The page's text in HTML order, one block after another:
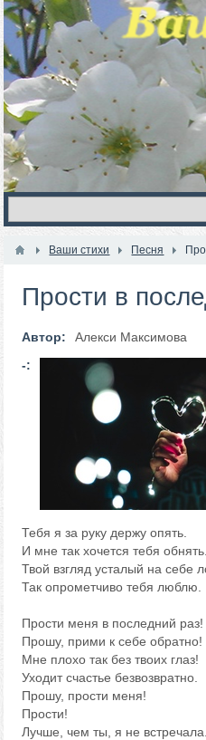
Ваши стихи Песня
Прости в
Автор:
Алекси Максимова
-:
Тебя я за руку держу опять.
И мне так хочется тебя обнять.
Твой взгляд усталый на себе
Так опрометчиво тебя люблю.
Прости меня в последний раз!
Прошу, прими к себе обратно!
Мне плохо так без твоих глаз!
Уходит счастье безвозвратно.
Прошу, прости меня!
Прости!
Лучше, чем ты, я не встречала.